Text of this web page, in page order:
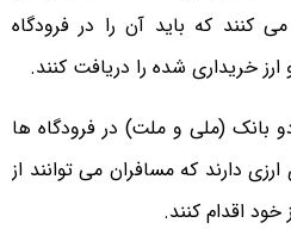
کنند که باید آن را در فرودگاه
خریداری شده را دریافت کنند.
بانک (ملی و ملت) در فرودگاه ها
دارند که مسافران می توانند از
اقدام کنند.